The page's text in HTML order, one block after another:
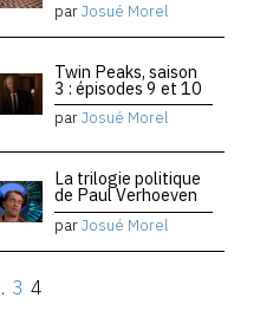
parJosué Morel
Twin Peaks, saison
3 : épisodes 9 et 10
parJosué Morel
La trilogie politique
de Paul Verhoeven
parJosué Morel
3 4